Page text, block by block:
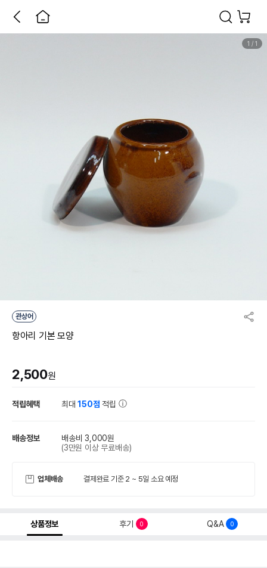
1 / 1
관상어
항아리 기본 모양
2,500원
적립혜택 최대150점 적립
배송정보
배송비 3,000원
(3만원 이상 무료배송)
업체배송 결제완료 기준 2 ~ 5일 소요 예정
상품정보 후기 0 Q&A 0